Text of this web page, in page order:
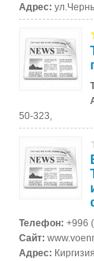
Адрес:
50-323,
Телефон:+996
Сайт:
Адрес: